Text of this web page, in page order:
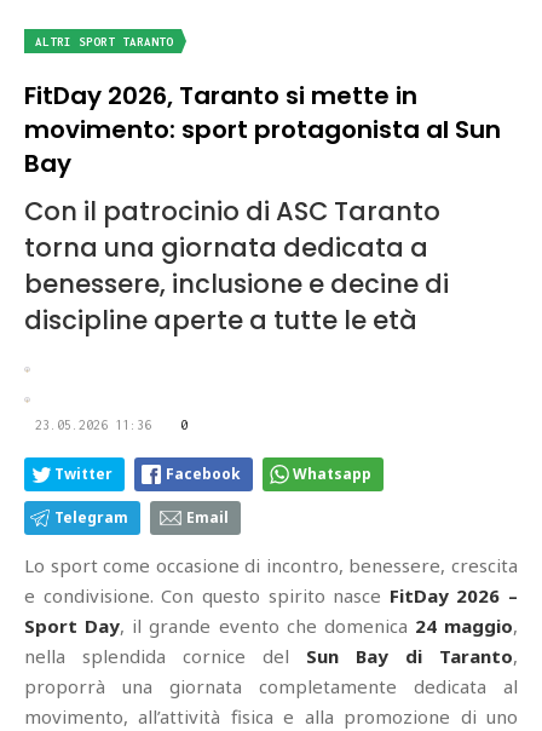
ALTRI SPORT TARANTO
FitDay 2026, Taranto si mette in
movimento: sport protagonista al Sun
Bay
Con il patrocinio di ASC Taranto
torna una giornata dedicata a
benessere, inclusione e decine di
discipline aperte a tutte le età
23.05.2026 11:36 0
Twitter Facebook Whatsapp
Telegram Email
Lo sport come occasione di incontro, benessere, crescita
e condivisione. Con questo spirito nasce FitDay 2026 –
Sport Day, il grande evento che domenica 24 maggio,
nella splendida cornice del Sun Bay di Taranto,
proporrà una giornata completamente dedicata al
movimento, all’attività fisica e alla promozione di uno